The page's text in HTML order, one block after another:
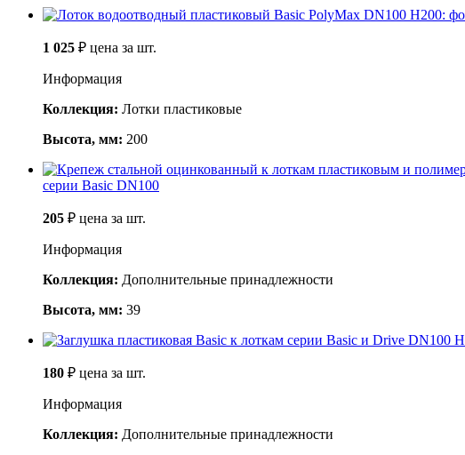
1 025 ₽ цена за шт.
Информация
Коллекция: Лотки пластиковые
Высота, мм: 200
серии Basic DN100
205 ₽ цена за шт.
Информация
Коллекция: Дополнительные принадлежности
Высота, мм: 39
180 ₽ цена за шт.
Информация
Коллекция: Дополнительные принадлежности